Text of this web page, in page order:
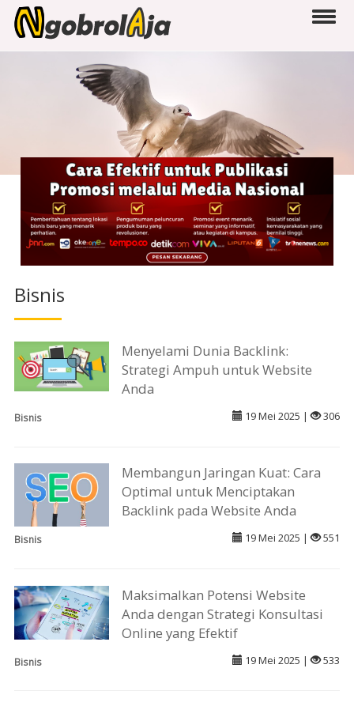
Bisnis
Menyelami Dunia Backlink:
Strategi Ampuh untuk Website
Anda
Bisnis 19 Mei 2025 | 306
Membangun Jaringan Kuat: Cara
Optimal untuk Menciptakan
Backlink pada Website Anda
Bisnis 19 Mei 2025 | 551
Maksimalkan Potensi Website
Anda dengan Strategi Konsultasi
Online yang Efektif
Bisnis 19 Mei 2025 | 533